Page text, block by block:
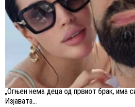
„Огњен нема деца од првиот брак, има
Изјавата...